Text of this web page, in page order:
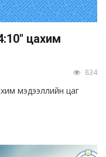
цахим
834
мэдээллийн цаг